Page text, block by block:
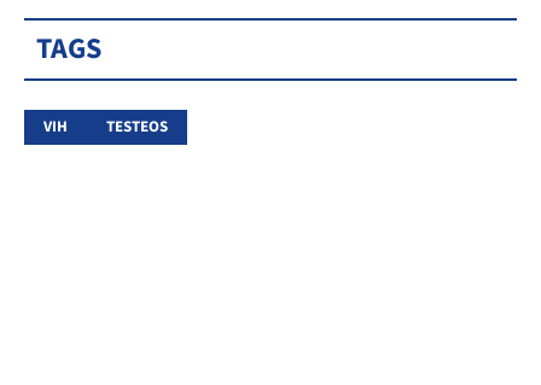
TAGS
VIH TESTEOS